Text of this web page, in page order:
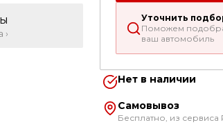
›
Уточнить
Поможем
ваш автомобиль
Нет в наличии
Самовывоз
Бесплатно, из сервиса